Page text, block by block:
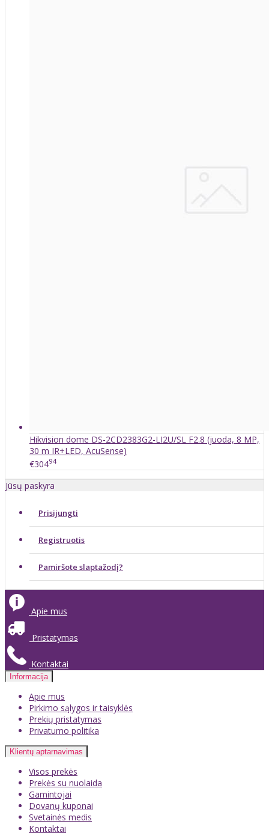
Hikvision dome DS-2CD2383G2-LI2U/SL F2.8 (juoda, 8 MP,
30 m IR+LED, AcuSense)
€30494
Jūsų paskyra
Prisijungti
Registruotis
Pamiršote slaptažodį?
Apie mus
Pristatymas
Kontaktai
Informacija
Apie mus
Pirkimo sąlygos ir taisyklės
Prekių pristatymas
Privatumo politika
Klientų aptarnavimas
Visos prekės
Prekės su nuolaida
Gamintojai
Dovanų kuponai
Svetainės medis
Kontaktai